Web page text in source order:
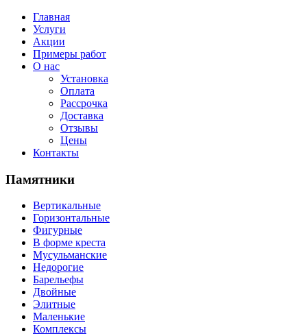
Главная
Услуги
Акции
Примеры работ
О нас
Установка
Оплата
Рассрочка
Доставка
Отзывы
Цены
Контакты
Памятники
Вертикальные
Горизонтальные
Фигурные
В форме креста
Мусульманские
Недорогие
Барельефы
Двойные
Элитные
Маленькие
Комплексы